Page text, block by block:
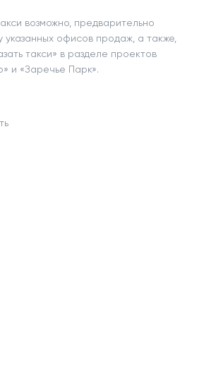
возможно, предварительно
указанных офисов продаж, а также,
такси» в разделе проектов
и «Заречье Парк».